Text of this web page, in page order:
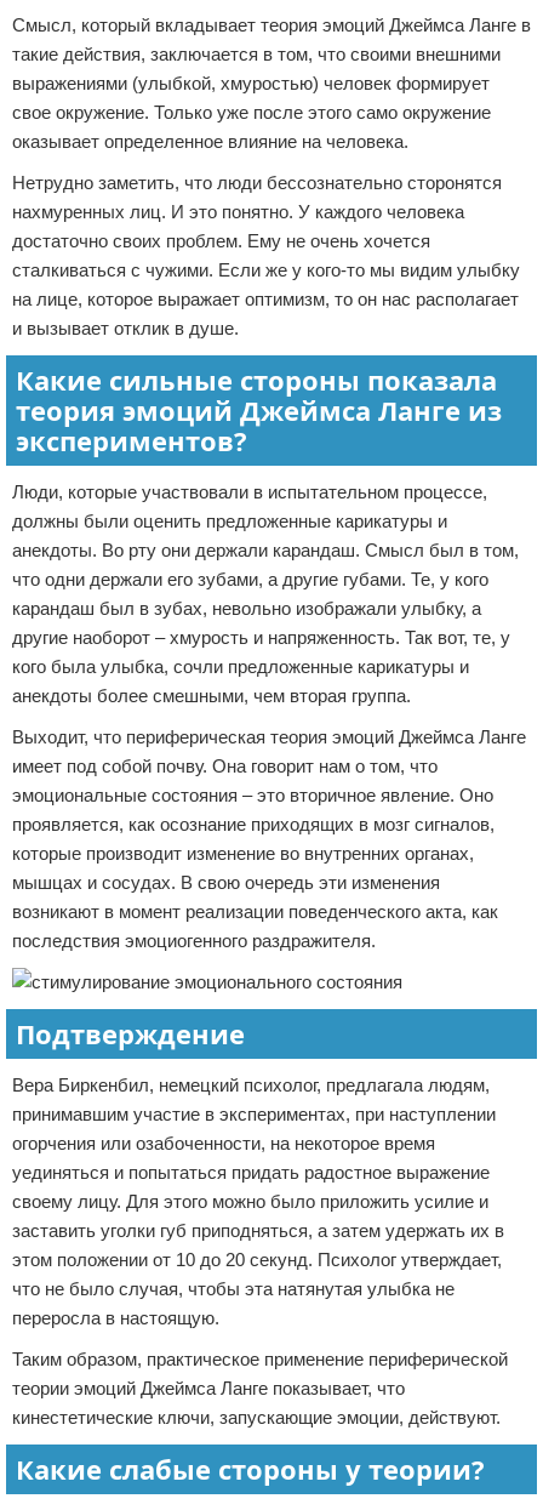
Смысл, который вкладывает теория эмоций Джеймса Ланге в
такие действия, заключается в том, что своими внешними
выражениями (улыбкой, хмуростью) человек формирует
свое окружение. Только уже после этого само окружение
оказывает определенное влияние на человека.
Нетрудно заметить, что люди бессознательно сторонятся
нахмуренных лиц. И это понятно. У каждого человека
достаточно своих проблем. Ему не очень хочется
сталкиваться с чужими. Если же у кого-то мы видим улыбку
на лице, которое выражает оптимизм, то он нас располагает
и вызывает отклик в душе.
Какие сильные стороны показала
теория эмоций Джеймса Ланге из
экспериментов?
Люди, которые участвовали в испытательном процессе,
должны были оценить предложенные карикатуры и
анекдоты. Во рту они держали карандаш. Смысл был в том,
что одни держали его зубами, а другие губами. Те, у кого
карандаш был в зубах, невольно изображали улыбку, а
другие наоборот – хмурость и напряженность. Так вот, те, у
кого была улыбка, сочли предложенные карикатуры и
анекдоты более смешными, чем вторая группа.
Выходит, что периферическая теория эмоций Джеймса Ланге
имеет под собой почву. Она говорит нам о том, что
эмоциональные состояния – это вторичное явление. Оно
проявляется, как осознание приходящих в мозг сигналов,
которые производит изменение во внутренних органах,
мышцах и сосудах. В свою очередь эти изменения
возникают в момент реализации поведенческого акта, как
последствия эмоциогенного раздражителя.
Подтверждение
Вера Биркенбил, немецкий психолог, предлагала людям,
принимавшим участие в экспериментах, при наступлении
огорчения или озабоченности, на некоторое время
уединяться и попытаться придать радостное выражение
своему лицу. Для этого можно было приложить усилие и
заставить уголки губ приподняться, а затем удержать их в
этом положении от 10 до 20 секунд. Психолог утверждает,
что не было случая, чтобы эта натянутая улыбка не
переросла в настоящую.
Таким образом, практическое применение периферической
теории эмоций Джеймса Ланге показывает, что
кинестетические ключи, запускающие эмоции, действуют.
Какие слабые стороны у теории?